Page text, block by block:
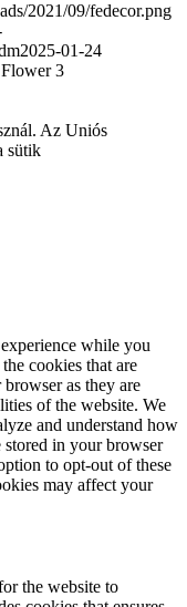
2021/09/fedecor.png
2025-01-24
3
Az Uniós
sütik
while you
cookies that are
browser as they are
of the website. We
and understand how
in your browser
to opt-out of these
may affect your
the website to